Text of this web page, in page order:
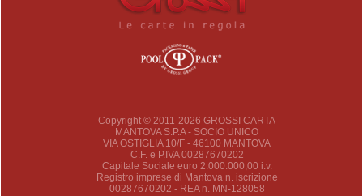
Copyright © 2011-2026 GROSSI CARTA
MANTOVA S.P.A - SOCIO UNICO
VIA OSTIGLIA 10/F - 46100 MANTOVA
C.F. e P.IVA 00287670202
Capitale Sociale euro 2.000.000,00 i.v.
Registro imprese di Mantova n. iscrizione
00287670202 - REA n. MN-128058